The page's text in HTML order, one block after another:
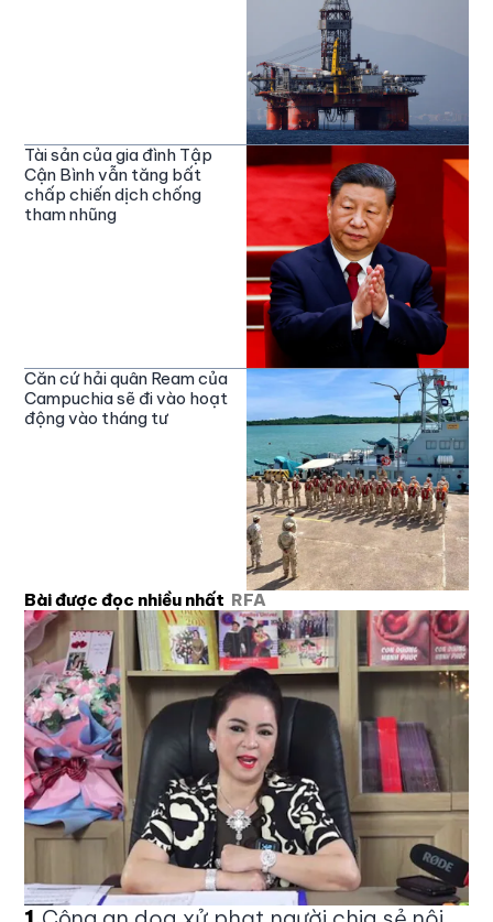
Tài sản của gia đình Tập
Cận Bình vẫn tăng bất
chấp chiến dịch chống
tham nhũng
Căn cứ hải quân Ream của
Campuchia sẽ đi vào hoạt
động vào tháng tư
Bài được đọc nhiều nhất RFA